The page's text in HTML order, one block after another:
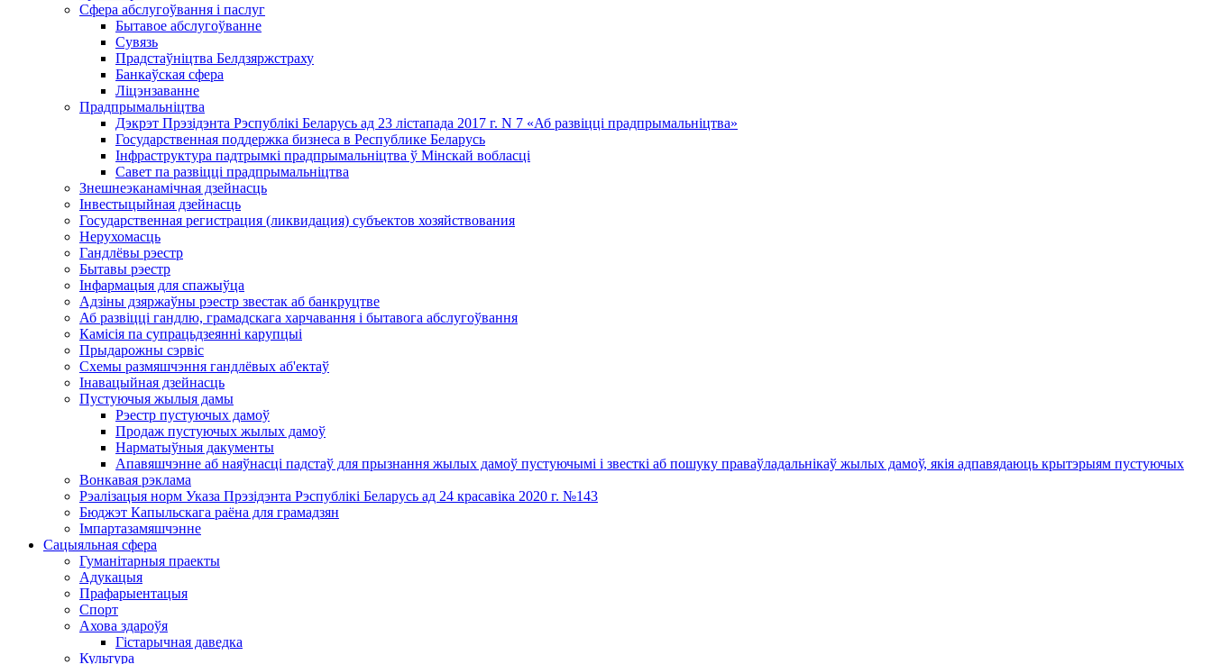
Сфера абслугоўвання і паслуг
Бытавое абслугоўванне
Сувязь
Прадстаўніцтва Белдзяржстраху
Банкаўская сфера
Ліцэнзаванне
Прадпрымальніцтва
Дэкрэт Прэзідэнта Рэспублікі Беларусь ад 23 лістапада 2017 г. N 7 «Аб развіцці прадпрымальніцтва»
Государственная поддержка бизнеса в Республике Беларусь
Інфраструктура падтрымкі прадпрымальніцтва ў Мінскай вобласці
Савет па развіцці прадпрымальніцтва
Знешнеэканамічная дзейнасць
Інвестыцыйная дзейнасць
Государственная регистрация (ликвидация) субъектов хозяйствования
Нерухомасць
Гандлёвы рэестр
Бытавы рэестр
Інфармацыя для спажыўца
Адзіны дзяржаўны рэестр звестак аб банкруцтве
Аб развіцці гандлю, грамадскага харчавання і бытавога абслугоўвання
Камісія па супрацьдзеянні карупцыі
Прыдарожны сэрвіс
Схемы размяшчэння гандлёвых аб'ектаў
Інавацыйная дзейнасць
Пустуючыя жылыя дамы
Рэестр пустуючых дамоў
Продаж пустуючых жылых дамоў
Нарматыўныя дакументы
Апавяшчэнне аб наяўнасці падстаў для прызнання жылых дамоў пустуючымі і звесткі аб пошуку праваўладальнікаў жылых дамоў, якія адпавядаюць крытэрыям пустуючых
Вонкавая рэклама
Рэалізацыя норм Указа Прэзідэнта Рэспублікі Беларусь ад 24 красавіка 2020 г. №143
Бюджэт Капыльскага раёна для грамадзян
Імпартазамяшчэнне
Сацыяльная сфера
Гуманітарныя праекты
Адукацыя
Прафарыентацыя
Спорт
Ахова здароўя
Гістарычная даведка
Культура